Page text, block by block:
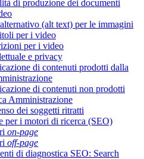
di produzione dei documenti
(alt text) per le immagini
per i video
per i video
e privacy
di contenuti prodotti dalla
di contenuti non prodotti
Amministrazione
dei soggetti ritratti
per i motori di ricerca (SEO)
on-page
off-page
di diagnostica SEO: Search